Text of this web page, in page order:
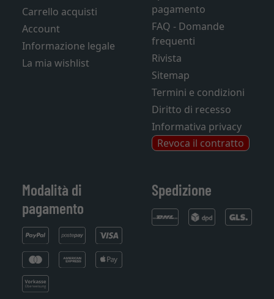
Carrello acquisti
Account
Informazione legale
La mia wishlist
pagamento
FAQ - Domande
frequenti
Rivista
Sitemap
Termini e condizioni
Diritto di recesso
Informativa privacy
Revoca il contratto
Modalità di
pagamento
Spedizione